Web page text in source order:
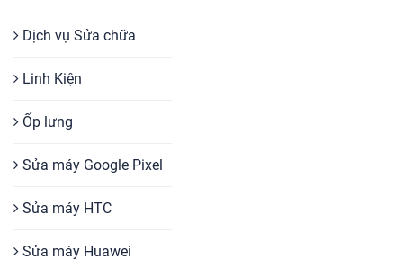
Dịch vụ Sửa chữa
Linh Kiện
Ốp lưng
Sửa máy Google Pixel
Sửa máy HTC
Sửa máy Huawei